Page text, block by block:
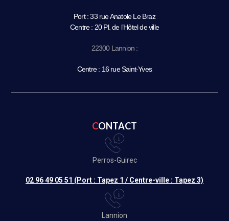
Port : 33 rue Anatole Le Braz
Centre : 20 Pl. de l’Hôtel de ville
22300 Lannion :
Centre : 16 rue Saint-Yves
CONTACT
Perros-Guirec
02 96 49 05 51 (Port : Tapez 1 / Centre-ville : Tapez 3)
Lannion